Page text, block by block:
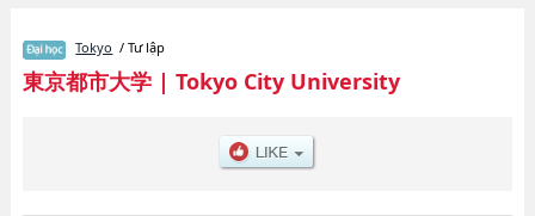
cần thiết dành cho du học sinh, như là về các Ngành Science and
EngineeringhoặcNgành Information TechnologyhoặcNgành Urban Life
StudieshoặcNgành Environmental StudieshoặcNgành
Data Science, thông tin về từng ngành học, thông tin liên quan đến thi
tuyển như số lượng tuyển sinh, số lượng trúng tuyển, cở sở trang thiết bị,
Tokyo / Tư lập
東京都市大学| Tokyo City University